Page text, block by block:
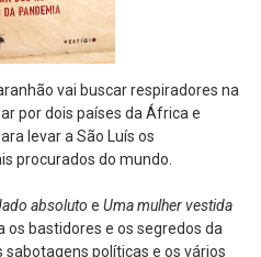
vai buscar respiradores na
por dois países da África e
levar a São Luís os
procurados do mundo.
absoluto e Uma mulher vestida
os bastidores e os segredos da
políticas e os vários